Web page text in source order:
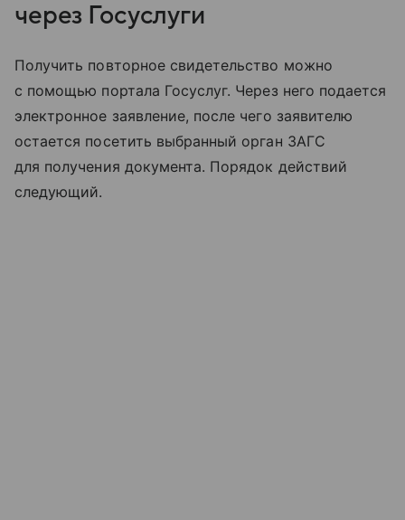
через Госуслуги
Получить повторное свидетельство можно
с помощью портала Госуслуг. Через него подается
электронное заявление, после чего заявителю
остается посетить выбранный орган ЗАГС
для получения документа. Порядок действий
следующий.